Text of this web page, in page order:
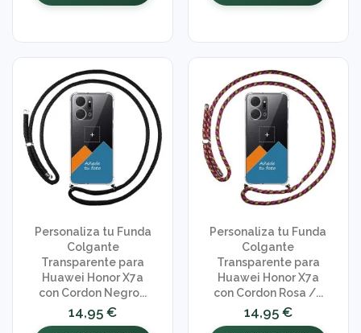
Personaliza tu Funda
Colgante
Transparente para
Huawei Honor X7a
con Cordon Negro...
14,95 €
Personaliza tu Funda
Colgante
Transparente para
Huawei Honor X7a
con Cordon Rosa /...
14,95 €